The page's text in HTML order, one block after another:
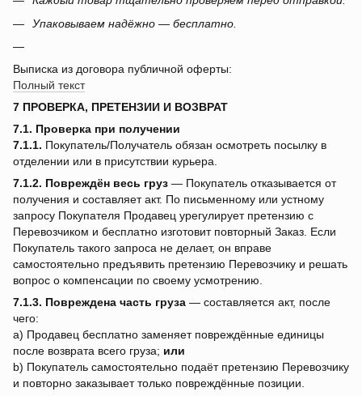
Упаковываем надёжно — бесплатно.
Выписка из договора публичной оферты:
Полный текст
7 ПРОВЕРКА, ПРЕТЕНЗИИ И ВОЗВРАТ
7.1. Проверка при получении
7.1.1. Покупатель/Получатель обязан осмотреть посылку в
отделении или в присутствии курьера.
7.1.2. Повреждён весь груз — Покупатель отказывается от
получения и составляет акт. По письменному или устному
запросу Покупателя Продавец урегулирует претензию с
Перевозчиком и бесплатно изготовит повторный Заказ. Если
Покупатель такого запроса не делает, он вправе
самостоятельно предъявить претензию Перевозчику и решать
вопрос о компенсации по своему усмотрению.
7.1.3. Повреждена часть груза — составляется акт, после
чего:
a) Продавец бесплатно заменяет повреждённые единицы
после возврата всего груза; или
b) Покупатель самостоятельно подаёт претензию Перевозчику
и повторно заказывает только повреждённые позиции.